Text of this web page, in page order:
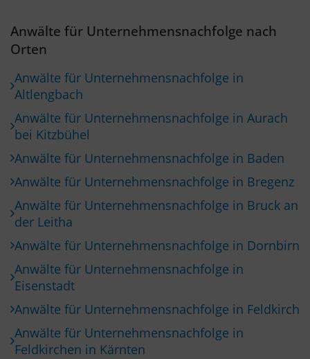
Anwälte für Unternehmensnachfolge nach
Orten
Anwälte für Unternehmensnachfolge in
Altlengbach
Anwälte für Unternehmensnachfolge in Aurach
bei Kitzbühel
Anwälte für Unternehmensnachfolge in Baden
Anwälte für Unternehmensnachfolge in Bregenz
Anwälte für Unternehmensnachfolge in Bruck an
der Leitha
Anwälte für Unternehmensnachfolge in Dornbirn
Anwälte für Unternehmensnachfolge in
Eisenstadt
Anwälte für Unternehmensnachfolge in Feldkirch
Anwälte für Unternehmensnachfolge in
Feldkirchen in Kärnten